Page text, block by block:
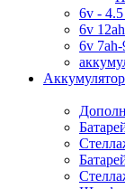
6v -
6v
6v